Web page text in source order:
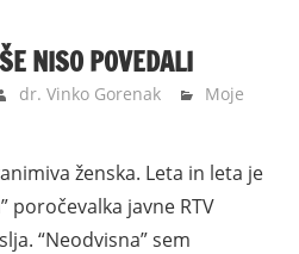
NISO POVEDALI
dr. Vinko Gorenak
Moje
ženska. Leta in leta je
poročevalka javne RTV
“Neodvisna” sem